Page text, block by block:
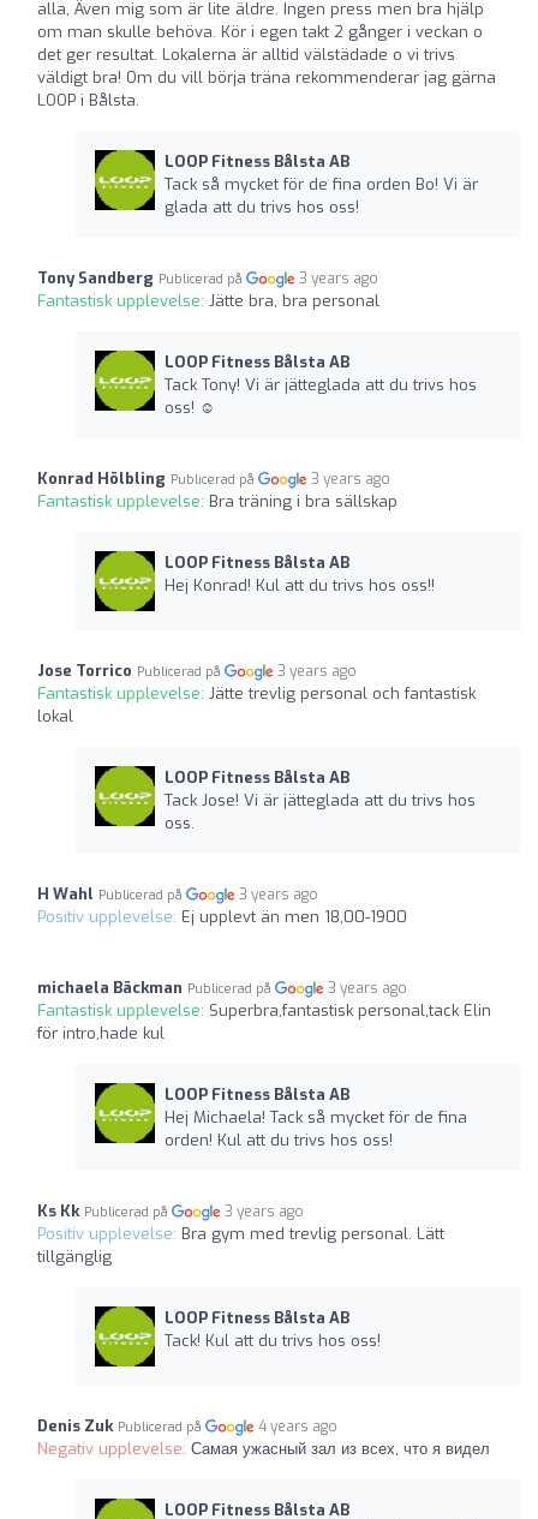
alla, Även mig som är lite äldre. Ingen press men bra hjälp
om man skulle behöva. Kör i egen takt 2 gånger i veckan o
det ger resultat. Lokalerna är alltid välstädade o vi trivs
väldigt bra! Om du vill börja träna rekommenderar jag gärna
LOOP i Bålsta.
LOOP Fitness Bålsta AB
Tack så mycket för de fina orden Bo! Vi är
glada att du trivs hos oss!
Tony Sandberg Publicerad på 3 years ago
Fantastisk upplevelse: Jätte bra, bra personal
LOOP Fitness Bålsta AB
Tack Tony! Vi är jätteglada att du trivs hos
oss! ☺️
Konrad Hölbling Publicerad på 3 years ago
Fantastisk upplevelse: Bra träning i bra sällskap
LOOP Fitness Bålsta AB
Hej Konrad! Kul att du trivs hos oss!!
Jose Torrico Publicerad på 3 years ago
Fantastisk upplevelse: Jätte trevlig personal och fantastisk
lokal
LOOP Fitness Bålsta AB
Tack Jose! Vi är jätteglada att du trivs hos
oss.
H Wahl Publicerad på 3 years ago
Positiv upplevelse: Ej upplevt än men 18,00-1900
michaela Bäckman Publicerad på 3 years ago
Fantastisk upplevelse: Superbra,fantastisk personal,tack Elin
för intro,hade kul
LOOP Fitness Bålsta AB
Hej Michaela! Tack så mycket för de fina
orden! Kul att du trivs hos oss!
Ks Kk Publicerad på 3 years ago
Positiv upplevelse: Bra gym med trevlig personal. Lätt
tillgänglig
LOOP Fitness Bålsta AB
Tack! Kul att du trivs hos oss!
Denis Zuk Publicerad på 4 years ago
Negativ upplevelse: Самая ужасный зал из всех, что я видел
LOOP Fitness Bålsta AB